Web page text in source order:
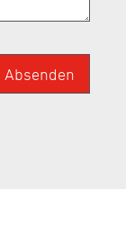
Absenden